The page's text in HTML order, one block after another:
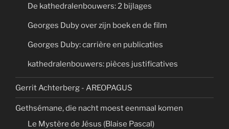
De kathedralenbouwers: 2 bijlages
Georges Duby over zijn boek en de film
Georges Duby: carrière en publicaties
kathedralenbouwers: pièces justificatives
Gerrit Achterberg - AREOPAGUS
Gethsémane, die nacht moest eenmaal komen
Le Mystère de Jésus (Blaise Pascal)